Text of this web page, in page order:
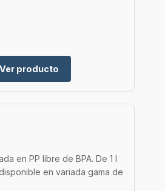
Ver producto
en PP libre de BPA. De 1 l
en variada gama de